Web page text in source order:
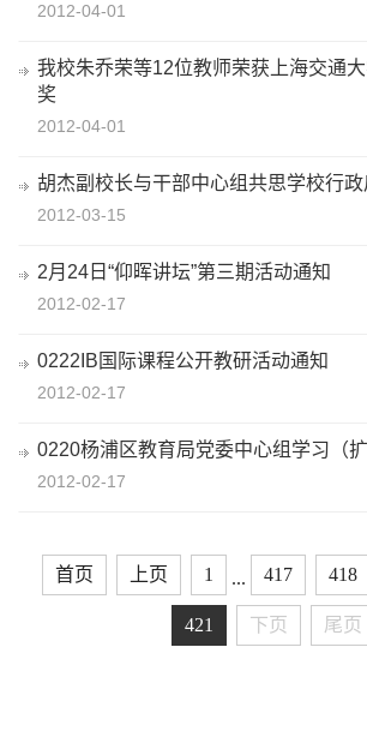
2012-04-01
我校朱乔荣等12位教师荣获上海交通
奖
2012-04-01
胡杰副校长与干部中心组共思学校行
2012-03-15
2月24日“仰晖讲坛”第三期活动通知
2012-02-17
0222IB国际课程公开教研活动通知
2012-02-17
0220杨浦区教育局党委中心组学习（
2012-02-17
首页 上页 1 ... 417 418
421 下页 尾页